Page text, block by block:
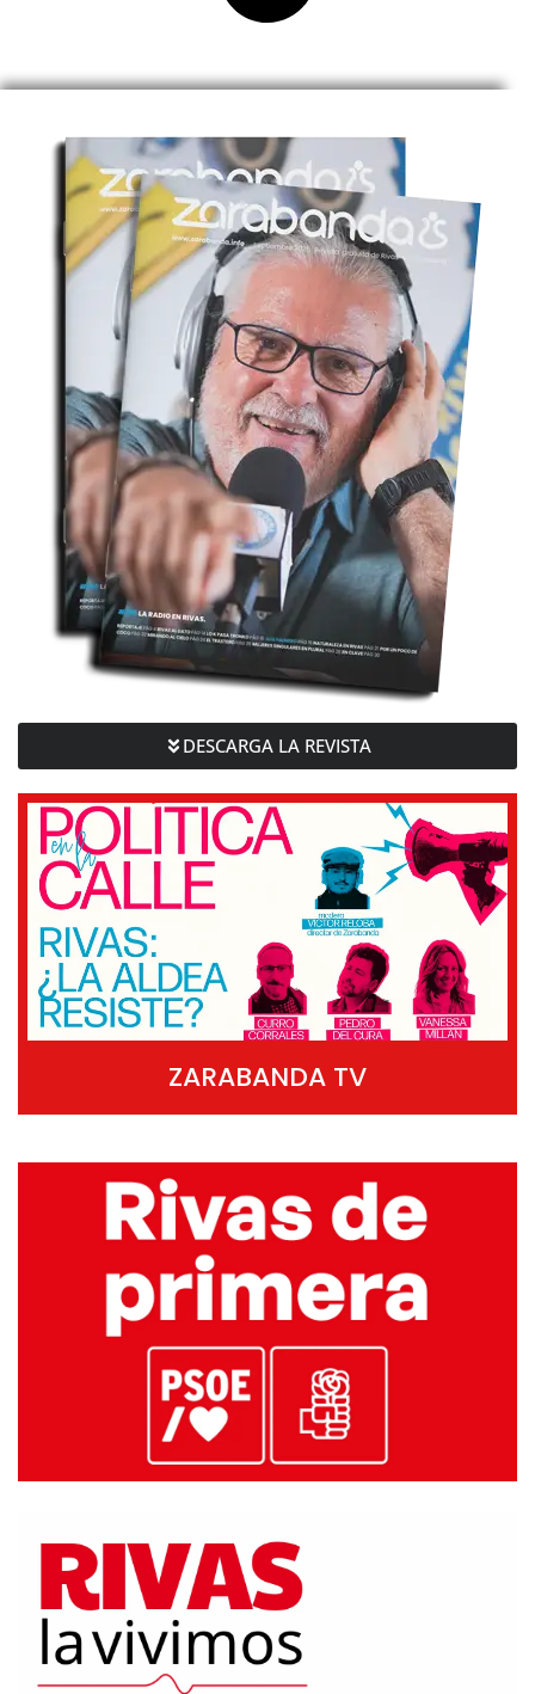
DESCARGA LA REVISTA
ZARABANDA TV